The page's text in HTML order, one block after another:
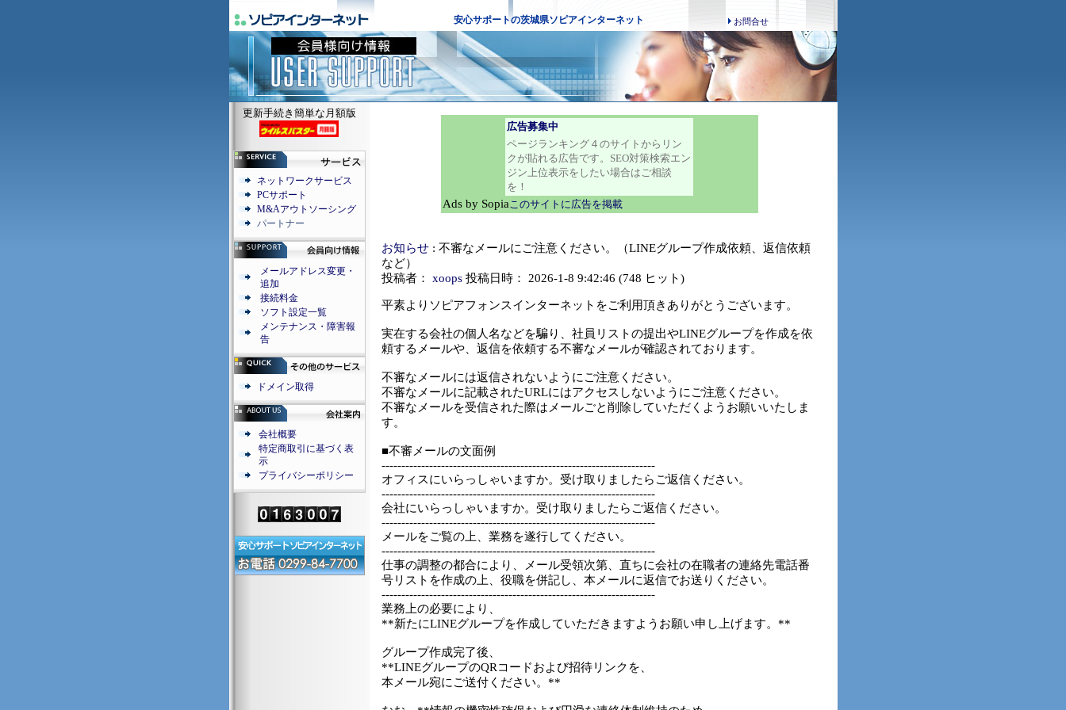
安心サポートの茨城県ソピアインターネット お問合せ
更新手続き簡単な月額版
ネットワークサービス
PCサポート
M&Aアウトソーシング
パートナー
メールアドレス変更・
追加
接続料金
ソフト設定一覧
メンテナンス・障害報
告
ドメイン取得
会社概要
特定商取引に基づく表
示
プライバシーポリシー
広告募集中
ページランキング４のサイトからリン
クが貼れる広告です。SEO対策検索エン
ジン上位表示をしたい場合はご相談
を！
Ads by Sopiaこのサイトに広告を掲載
お知らせ: 不審なメールにご注意ください。（LINEグループ作成依頼、返信依頼
など）
投稿者： xoops 投稿日時： 2026-1-8 9:42:46 (748 ヒット)
平素よりソピアフォンスインターネットをご利用頂きありがとうございます。
実在する会社の個人名などを騙り、社員リストの提出やLINEグループを作成を依
頼するメールや、返信を依頼する不審なメールが確認されております。
不審なメールには返信されないようにご注意ください。
不審なメールに記載されたURLにはアクセスしないようにご注意ください。
不審なメールを受信された際はメールごと削除していただくようお願いいたしま
す。
■不審メールの文面例
---------------------------------------------------------------------
オフィスにいらっしゃいますか。受け取りましたらご返信ください。
---------------------------------------------------------------------
会社にいらっしゃいますか。受け取りましたらご返信ください。
---------------------------------------------------------------------
メールをご覧の上、業務を遂行してください。
---------------------------------------------------------------------
仕事の調整の都合により、メール受領次第、直ちに会社の在職者の連絡先電話番
号リストを作成の上、役職を併記し、本メールに返信でお送りください。
---------------------------------------------------------------------
業務上の必要により、
**新たにLINEグループを作成していただきますようお願い申し上げます。**
グループ作成完了後、
**LINEグループのQRコードおよび招待リンクを、
本メール宛にご送付ください。**